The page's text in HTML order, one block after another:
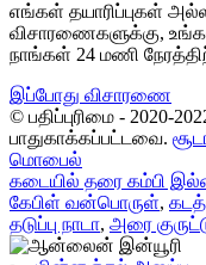
எங்கள் தயாரிப்புகள்
விசாரணைகளுக்கு,
நாங்கள் 24 மணி
இப்போது விசாரணை
© பதிப்புரிமை - 2020-
பாதுகாக்கப்பட்டவை.
மொபைல்
கடையில் தரை கம்பி
கேபிள் வன்பொருள்,
தடுப்பு நாடா, அரை